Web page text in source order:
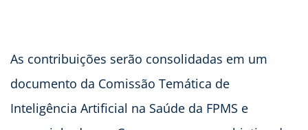
As contribuições serão consolidadas em um
documento da Comissão Temática de
Inteligência Artificial na Saúde da FPMS e